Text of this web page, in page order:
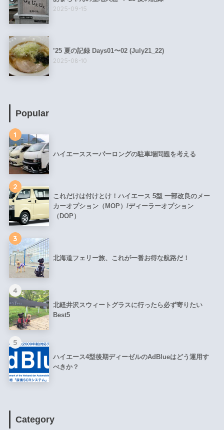
2025-09-15
’25 夏の記録 Days01〜02 (July21_22)
2025-08-10
Popular
1
ハイエーススーパーロングの駐車場問題を考える
2
これだけは付けとけ！ハイエース 5型 一部改良のメー
カーオプション（MOP）/ディーラーオプション
（DOP）
3
北海道フェリー旅、これが一番お得な航路だ！
4
北軽井沢スウィートグラスに行ったら必ず寄りたい
Best5
5
ハイエース4型後期ディーゼルのAdBlueはどう運用す
べきか？
Category